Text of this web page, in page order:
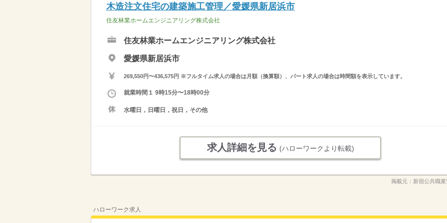
木造注文住宅の建築施工管理／愛媛県新居浜市
住友林業ホームエンジニアリング株式会社
住友林業ホームエンジニアリング株式会社
愛媛県新居浜市
269,550円〜436,575円 ※フルタイム求人の場合は月額（換算額）、パート求人の場合は時間額を表示しています。
就業時間１ 9時15分〜18時00分
水曜日，日曜日，祝日，その他
求人詳細を見る (ハローワークより転載)
掲載元： 新宿公共職
ハローワーク求人